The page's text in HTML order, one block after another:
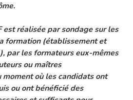
est réalisée par sondage sur les
formation (établissement et
par les formateurs eux-mêmes
ou maîtres
où les candidats ont
ou ont bénéficié des